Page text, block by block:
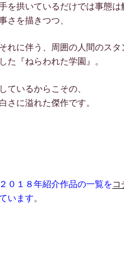
を拱いているだけでは事態は
さを描きつつ、
れに伴う、周囲の人間のス
た『ねらわれた学園』。
ているからこその、
さに溢れた傑作です。
０１８年紹介作品の一覧をコ
います。